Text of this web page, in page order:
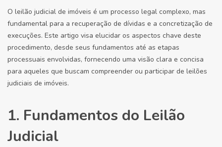
O leilão judicial de imóveis é um processo legal complexo, mas
fundamental para a recuperação de dívidas e a concretização de
execuções. Este artigo visa elucidar os aspectos chave deste
procedimento, desde seus fundamentos até as etapas
processuais envolvidas, fornecendo uma visão clara e concisa
para aqueles que buscam compreender ou participar de leilões
judiciais de imóveis.
1. Fundamentos do Leilão
Judicial